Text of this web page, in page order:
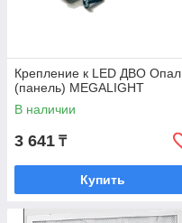
Крепление к LED ДВО Опал
(панель) MEGALIGHT
В наличии
3 641 ₸
Купить